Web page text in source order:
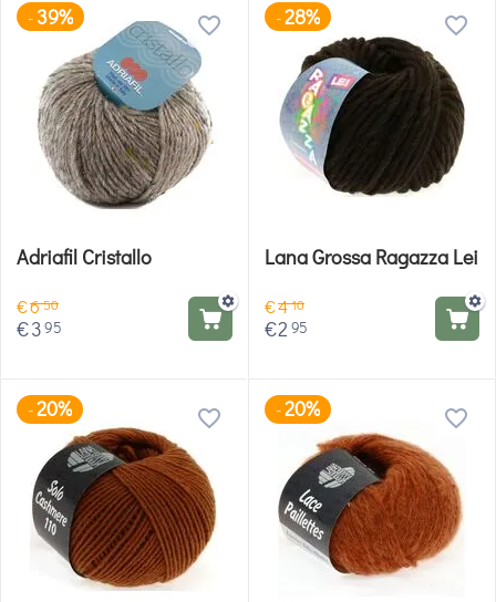
-39%
Adriafil Cristallo
€650
€395
-28%
Lana Grossa Ragazza Lei
€410
€2 95
-20% -20%